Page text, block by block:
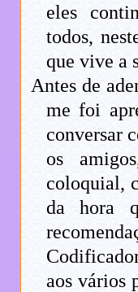
eles
todos,
que vive a
Antes de
me foi
conversar
os
coloquial,
da hora
aos vários